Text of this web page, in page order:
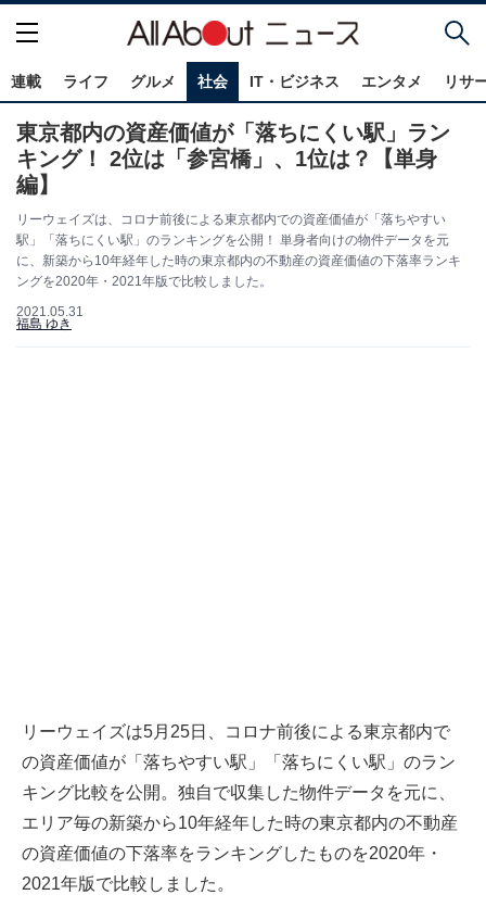
連載 ライフ グルメ 社会 IT・ビジネス エンタメ リサ
東京都内の資産価値が「落ちにくい駅」ラン
キング！ 2位は「参宮橋」、1位は？【単身
編】
リーウェイズは、コロナ前後による東京都内での資産価値が「落ちやすい
駅」「落ちにくい駅」のランキングを公開！ 単身者向けの物件データを元
に、新築から10年経年した時の東京都内の不動産の資産価値の下落率ランキ
ングを2020年・2021年版で比較しました。
2021.05.31
福島 ゆき
リーウェイズは5月25日、コロナ前後による東京都内で
の資産価値が「落ちやすい駅」「落ちにくい駅」のラン
キング比較を公開。独自で収集した物件データを元に、
エリア毎の新築から10年経年した時の東京都内の不動産
の資産価値の下落率をランキングしたものを2020年・
2021年版で比較しました。